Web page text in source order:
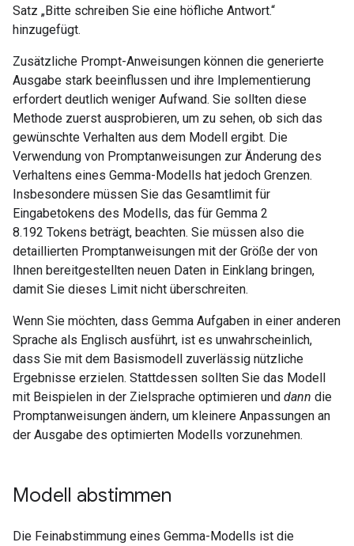
Satz „Bitte schreiben Sie eine höfliche Antwort.“
hinzugefügt.
Zusätzliche Prompt-Anweisungen können die generierte
Ausgabe stark beeinflussen und ihre Implementierung
erfordert deutlich weniger Aufwand. Sie sollten diese
Methode zuerst ausprobieren, um zu sehen, ob sich das
gewünschte Verhalten aus dem Modell ergibt. Die
Verwendung von Promptanweisungen zur Änderung des
Verhaltens eines Gemma-Modells hat jedoch Grenzen.
Insbesondere müssen Sie das Gesamtlimit für
Eingabetokens des Modells, das für Gemma 2
8.192 Tokens beträgt, beachten. Sie müssen also die
detaillierten Promptanweisungen mit der Größe der von
Ihnen bereitgestellten neuen Daten in Einklang bringen,
damit Sie dieses Limit nicht überschreiten.
Wenn Sie möchten, dass Gemma Aufgaben in einer anderen
Sprache als Englisch ausführt, ist es unwahrscheinlich,
dass Sie mit dem Basismodell zuverlässig nützliche
Ergebnisse erzielen. Stattdessen sollten Sie das Modell
mit Beispielen in der Zielsprache optimieren und dann die
Promptanweisungen ändern, um kleinere Anpassungen an
der Ausgabe des optimierten Modells vorzunehmen.
Modell abstimmen
Die Feinabstimmung eines Gemma-Modells ist die